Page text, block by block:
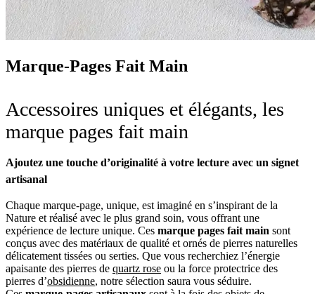
Marque-Pages Fait Main
Accessoires uniques et élégants, les
marque pages fait main
Ajoutez une touche d’originalité à votre lecture avec un signet
artisanal
Chaque marque-page, unique, est imaginé en s’inspirant de la
Nature et réalisé avec le plus grand soin, vous offrant une
expérience de lecture unique. Ces marque pages fait main sont
conçus avec des matériaux de qualité et ornés de pierres naturelles
délicatement tissées ou serties. Que vous recherchiez l’énergie
apaisante des pierres de quartz rose ou la force protectrice des
pierres d’obsidienne, notre sélection saura vous séduire.